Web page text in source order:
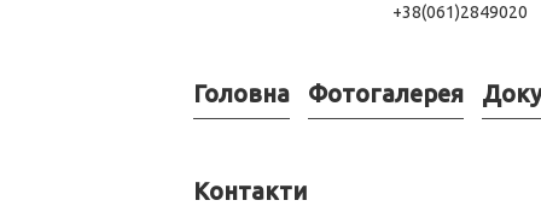
+38(061)2849020
Головна Фотогалерея
Контакти